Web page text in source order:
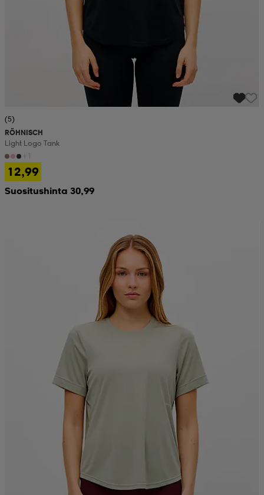
(5)
RÖHNISCH
Light Logo Tank
12,99
Suositushinta 30,99